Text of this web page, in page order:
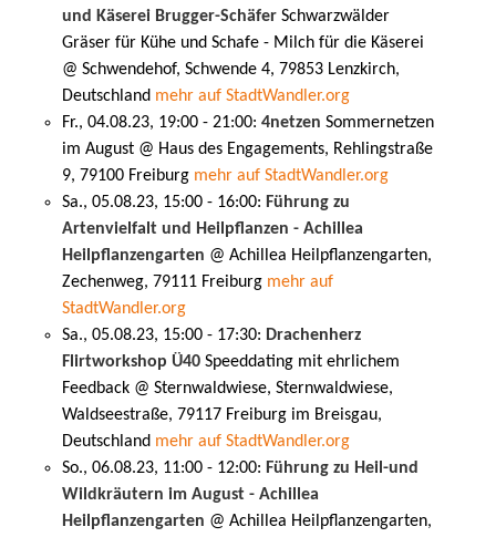
und Käserei Brugger-Schäfer Schwarzwälder
Gräser für Kühe und Schafe - Milch für die Käserei
@ Schwendehof, Schwende 4, 79853 Lenzkirch,
Deutschland mehr auf StadtWandler.org
Fr., 04.08.23, 19:00 - 21:00: 4netzen Sommernetzen
im August @ Haus des Engagements, Rehlingstraße
9, 79100 Freiburg mehr auf StadtWandler.org
Sa., 05.08.23, 15:00 - 16:00: Führung zu
Artenvielfalt und Heilpflanzen - Achillea
Heilpflanzengarten @ Achillea Heilpflanzengarten,
Zechenweg, 79111 Freiburg mehr auf
StadtWandler.org
Sa., 05.08.23, 15:00 - 17:30: Drachenherz
Flirtworkshop Ü40 Speeddating mit ehrlichem
Feedback @ Sternwaldwiese, Sternwaldwiese,
Waldseestraße, 79117 Freiburg im Breisgau,
Deutschland mehr auf StadtWandler.org
So., 06.08.23, 11:00 - 12:00: Führung zu Heil-und
Wildkräutern im August - Achillea
Heilpflanzengarten @ Achillea Heilpflanzengarten,